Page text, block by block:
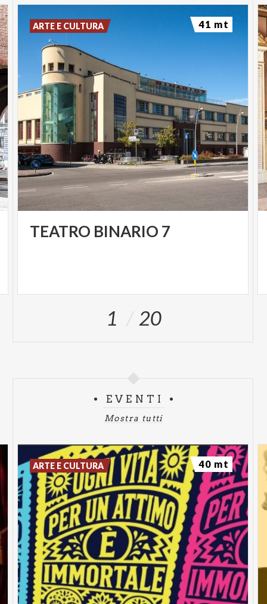
TEATRO BINARIO 7
ARTE E CULTURA 41 mt
1 20
EVENTI
Mostra tutti
ARTE E CULTURA 40 mt